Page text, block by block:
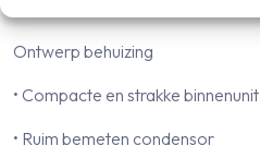
Ontwerp behuizing
• Compacte en strakke binnenunit
• Ruim bemeten condensor